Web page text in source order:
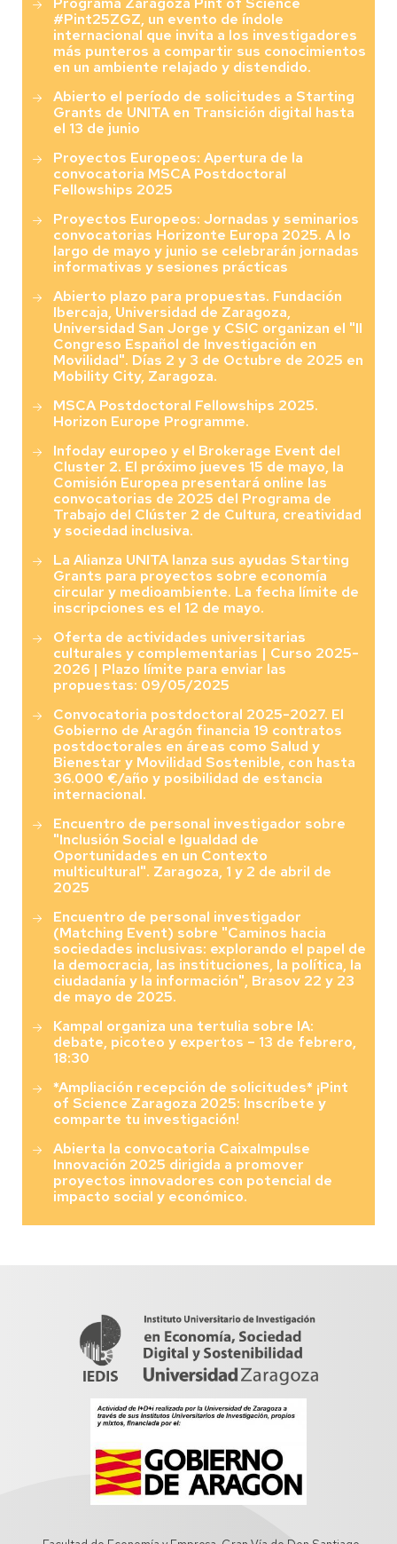
#Pint25ZGZ, un evento de índole
internacional que invita a los investigadores
más punteros a compartir sus conocimientos
en un ambiente relajado y distendido.
Abierto el período de solicitudes a Starting
Grants de UNITA en Transición digital hasta
el 13 de junio
Proyectos Europeos: Apertura de la
convocatoria MSCA Postdoctoral
Fellowships 2025
Proyectos Europeos: Jornadas y seminarios
convocatorias Horizonte Europa 2025. A lo
largo de mayo y junio se celebrarán jornadas
informativas y sesiones prácticas
Abierto plazo para propuestas. Fundación
Ibercaja, Universidad de Zaragoza,
Universidad San Jorge y CSIC organizan el "II
Congreso Español de Investigación en
Movilidad". Días 2 y 3 de Octubre de 2025 en
Mobility City, Zaragoza.
MSCA Postdoctoral Fellowships 2025.
Horizon Europe Programme.
Infoday europeo y el Brokerage Event del
Cluster 2. El próximo jueves 15 de mayo, la
Comisión Europea presentará online las
convocatorias de 2025 del Programa de
Trabajo del Clúster 2 de Cultura, creatividad
y sociedad inclusiva.
La Alianza UNITA lanza sus ayudas Starting
Grants para proyectos sobre economía
circular y medioambiente. La fecha límite de
inscripciones es el 12 de mayo.
Oferta de actividades universitarias
culturales y complementarias | Curso 2025-
2026 | Plazo límite para enviar las
propuestas: 09/05/2025
Convocatoria postdoctoral 2025-2027. El
Gobierno de Aragón financia 19 contratos
postdoctorales en áreas como Salud y
Bienestar y Movilidad Sostenible, con hasta
36.000 €/año y posibilidad de estancia
internacional.
Encuentro de personal investigador sobre
"Inclusión Social e Igualdad de
Oportunidades en un Contexto
multicultural". Zaragoza, 1 y 2 de abril de
2025
Encuentro de personal investigador
(Matching Event) sobre "Caminos hacia
sociedades inclusivas: explorando el papel de
la democracia, las instituciones, la política, la
ciudadanía y la información", Brasov 22 y 23
de mayo de 2025.
Kampal organiza una tertulia sobre IA:
debate, picoteo y expertos – 13 de febrero,
18:30
*Ampliación recepción de solicitudes* ¡Pint
of Science Zaragoza 2025: Inscríbete y
comparte tu investigación!
Abierta la convocatoria CaixaImpulse
Innovación 2025 dirigida a promover
proyectos innovadores con potencial de
impacto social y económico.